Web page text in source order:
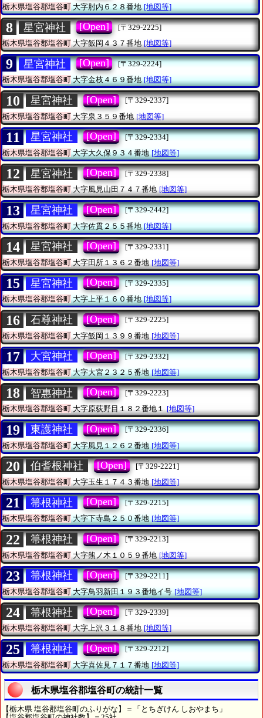
栃木県塩谷郡塩谷町大字肘内６２８番地 [地図等]
8 星宮神社 [Open]
[〒329-2225]
栃木県塩谷郡塩谷町大字飯岡４３７番地 [地図等]
9 星宮神社 [Open]
[〒329-2224]
栃木県塩谷郡塩谷町大字金枝４６９番地 [地図等]
10 星宮神社 [Open]
[〒329-2337]
栃木県塩谷郡塩谷町 大字泉３５９番地 [地図等]
11 星宮神社 [Open]
[〒329-2334]
栃木県塩谷郡塩谷町大字大久保９３４番地 [地図等]
12 星宮神社 [Open]
[〒329-2338]
栃木県塩谷郡塩谷町大字風見山田７４７番地 [地図等]
13 星宮神社 [Open]
[〒329-2442]
栃木県塩谷郡塩谷町大字佐貫２５５番地 [地図等]
14 星宮神社 [Open]
[〒329-2331]
栃木県塩谷郡塩谷町 大字田所１３６２番地 [地図等]
15 星宮神社 [Open]
[〒329-2335]
栃木県塩谷郡塩谷町大字上平１６０番地 [地図等]
16 石尊神社 [Open]
[〒329-2225]
栃木県塩谷郡塩谷町 大字飯岡１３９９番地 [地図等]
17 大宮神社 [Open]
[〒329-2332]
栃木県塩谷郡塩谷町大字大宮２３２５番地 [地図等]
18 智惠神社 [Open]
[〒329-2223]
栃木県塩谷郡塩谷町大字原荻野目１８２番地１ [地図等]
19 東護神社 [Open]
[〒329-2336]
栃木県塩谷郡塩谷町大字風見１２６２番地 [地図等]
20 伯耆根神社 [Open]
[〒329-2221]
栃木県塩谷郡塩谷町 大字玉生１７４３番地 [地図等]
21 箒根神社 [Open]
[〒329-2215]
栃木県塩谷郡塩谷町大字下寺島２５０番地 [地図等]
22 箒根神社 [Open]
[〒329-2213]
栃木県塩谷郡塩谷町 大字熊ノ木１０５９番地 [地図等]
23 箒根神社 [Open]
[〒329-2211]
栃木県塩谷郡塩谷町大字鳥羽新田１９３番地イ号 [地図等]
24 箒根神社 [Open]
[〒329-2339]
栃木県塩谷郡塩谷町大字上沢３１８番地 [地図等]
25 箒根神社 [Open]
[〒329-2212]
栃木県塩谷郡塩谷町大字喜佐見７１７番地 [地図等]
栃木県塩谷郡塩谷町の統計一覧
【栃木県 塩谷郡塩谷町のふりがな】＝「とちぎけん しおやまち」